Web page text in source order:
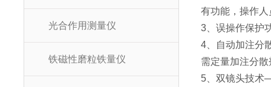
光合作用测量仪
铁磁性磨粒铁量仪
有功能，操作
3、误操作保护
4、自动加注分
需定量加注分
5、双镜头技术